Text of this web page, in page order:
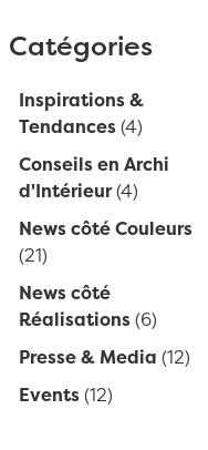
Catégories
Inspirations &
Tendances (4)
Conseils en Archi
d'Intérieur(4)
News côté Couleurs
(21)
News côté
Réalisations (6)
Presse & Media (12)
Events (12)